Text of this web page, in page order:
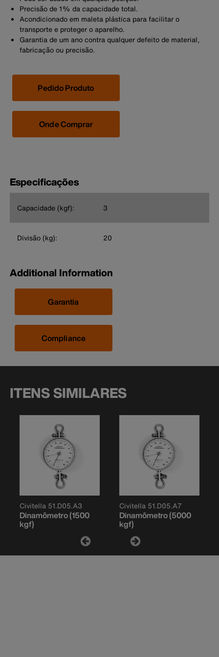
Precisão de 1% da capacidade total.
Acondicionado em maleta plástica para facilitar o
transporte e proteger o aparelho.
Garantia de um ano contra qualquer defeito de material,
fabricação ou precisão.
Pedido Produto
Onde Comprar
Especificações
Capacidade (kgf): 3
Divisão (kg): 20
Additional Information
Garantia
Compliance
ITENS SIMILARES
Civitella 51.D05.A3
Dinamômetro (1500
kgf)
Civitella 51.D05.A7
Dinamômetro (5000
kgf)